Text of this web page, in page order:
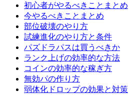
初心者がやるべきことまとめ
今やるべきことまとめ
部位破壊のやり方
試練進化のやり方と条件
パズドラパスは買うべきか
ランク上げの効率的な方法
コインの効率的な稼ぎ方
無効パの作り方
弱体化ドロップの効果と対策